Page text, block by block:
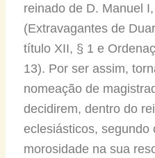
reinado de D. Manuel
(Extravagantes de
título XII, § 1 e
13). Por ser assim,
nomeação de
decidirem, dentro do
eclesiásticos, segundo
morosidade na sua